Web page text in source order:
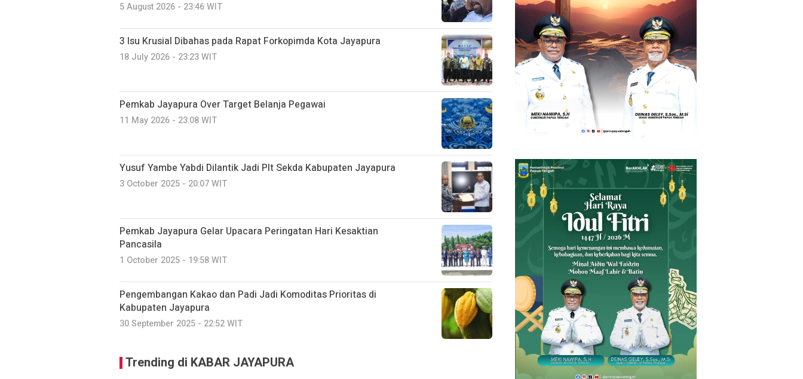
5 August 2026 - 23:46 WIT
3 Isu Krusial Dibahas pada Rapat Forkopimda Kota Jayapura
18 July 2026 - 23:23 WIT
Pemkab Jayapura Over Target Belanja Pegawai
11 May 2026 - 23:08 WIT
Yusuf Yambe Yabdi Dilantik Jadi Plt Sekda Kabupaten Jayapura
3 October 2025 - 20:07 WIT
Pemkab Jayapura Gelar Upacara Peringatan Hari Kesaktian
Pancasila
1 October 2025 - 19:58 WIT
Pengembangan Kakao dan Padi Jadi Komoditas Prioritas di
Kabupaten Jayapura
30 September 2025 - 22:52 WIT
Trending di KABAR JAYAPURA